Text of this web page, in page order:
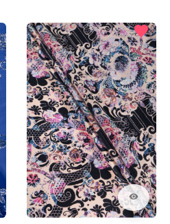
visibility
favorite